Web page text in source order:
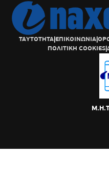
ΤΑΥΤΟΤΗΤΑ|ΕΠΙΚΟΙΝΩΝΙΑ|
ΠΟΛΙΤΙΚΗ COOKIES|